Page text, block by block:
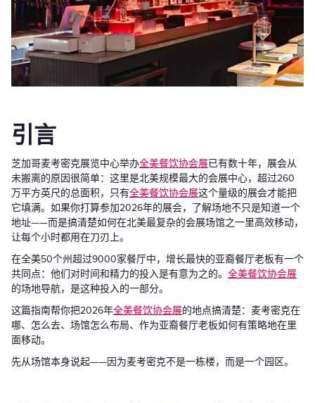
引言
芝加哥麦考密克展览中心举办全美餐饮协会展已有数十年，展会从
未搬离的原因很简单：这里是北美规模最大的会展中心，超过260
万平方英尺的总面积，只有全美餐饮协会展这个量级的展会才能把
它填满。如果你打算参加2026年的展会，了解场地不只是知道一个
地址——而是搞清楚如何在北美最复杂的会展场馆之一里高效移动，
让每个小时都用在刀刃上。
在全美50个州超过9000家餐厅中，增长最快的亚裔餐厅老板有一个
共同点：他们对时间和精力的投入是有意为之的。 全美餐饮协会展
的场地导航，是这种投入的一部分。
这篇指南帮你把2026年全美餐饮协会展的地点搞清楚：麦考密克在
哪、怎么去、场馆怎么布局、作为亚裔餐厅老板如何有策略地在里
面移动。
先从场馆本身说起——因为麦考密克不是一栋楼，而是一个园区。